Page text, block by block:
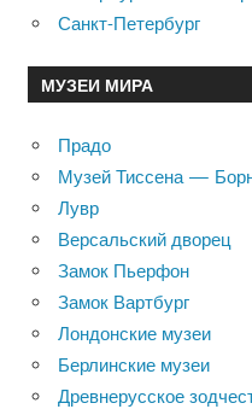
Санкт-Петербург
МУЗЕИ МИРА
Прадо
Музей Тиссена —
Лувр
Версальский дворец
Замок Пьерфон
Замок Вартбург
Лондонские музеи
Берлинские музеи
Древнерусское